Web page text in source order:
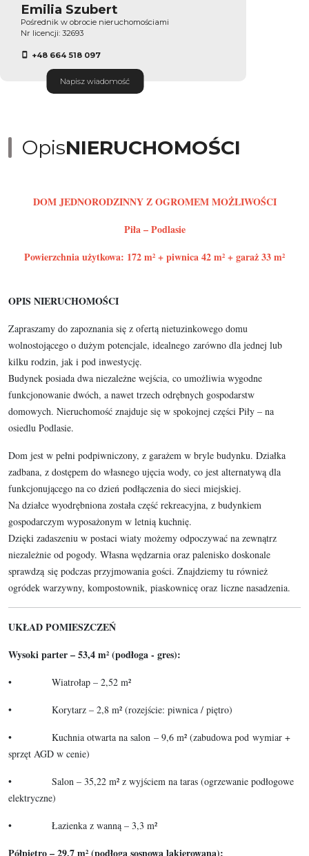
Emilia Szubert
Pośrednik w obrocie nieruchomościami
Nr licencji: 32693
+48 664 518 097
Napisz wiadomość
OpisNIERUCHOMOŚCI
DOM JEDNORODZINNY Z OGROMEM MOŻLIWOŚCI
Piła – Podlasie
Powierzchnia użytkowa: 172 m² + piwnica 42 m² + garaż 33 m²
OPIS NIERUCHOMOŚCI
Zapraszamy do zapoznania się z ofertą nietuzinkowego domu
wolnostojącego o dużym potencjale, idealnego zarówno dla jednej lub
kilku rodzin, jak i pod inwestycję.
Budynek posiada dwa niezależne wejścia, co umożliwia wygodne
funkcjonowanie dwóch, a nawet trzech odrębnych gospodarstw
domowych. Nieruchomość znajduje się w spokojnej części Piły – na
osiedlu Podlasie.
Dom jest w pełni podpiwniczony, z garażem w bryle budynku. Działka
zadbana, z dostępem do własnego ujęcia wody, co jest alternatywą dla
funkcjonującego na co dzień podłączenia do sieci miejskiej.
Na działce wyodrębniona została część rekreacyjna, z budynkiem
gospodarczym wyposażonym w letnią kuchnię.
Dzięki zadaszeniu w postaci wiaty możemy odpoczywać na zewnątrz
niezależnie od pogody. Własna wędzarnia oraz palenisko doskonale
sprawdzą się podczas przyjmowania gości. Znajdziemy tu również
ogródek warzywny, kompostownik, piaskownicę oraz liczne nasadzenia.
UKŁAD POMIESZCZEŃ
Wysoki parter – 53,4 m² (podłoga - gres):
• Wiatrołap – 2,52 m²
• Korytarz – 2,8 m² (rozejście: piwnica / piętro)
• Kuchnia otwarta na salon – 9,6 m² (zabudowa pod wymiar +
sprzęt AGD w cenie)
• Salon – 35,22 m² z wyjściem na taras (ogrzewanie podłogowe
elektryczne)
• Łazienka z wanną – 3,3 m²
Półpiętro – 29,7 m² (podłoga sosnowa lakierowana):